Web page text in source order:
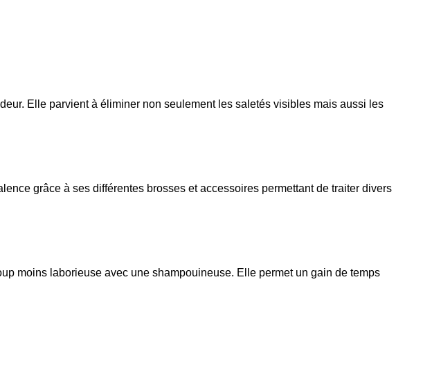
Elle parvient à éliminer non seulement les saletés visibles mais aussi les
grâce à ses différentes brosses et accessoires permettant de traiter divers
moins laborieuse avec une shampouineuse. Elle permet un gain de temps